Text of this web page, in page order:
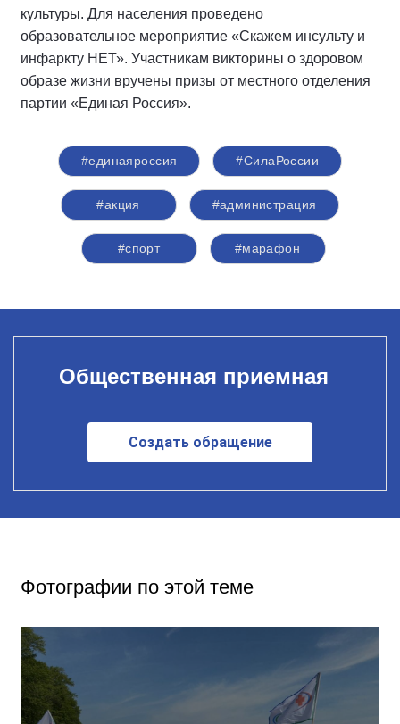
культуры. Для населения проведено
образовательное мероприятие «Скажем инсульту и
инфаркту НЕТ». Участникам викторины о здоровом
образе жизни вручены призы от местного отделения
партии «Единая Россия».
#единаяроссия #СилаРоссии
#акция #администрация
#спорт #марафон
Общественная приемная
Создать обращение
Фотографии по этой теме